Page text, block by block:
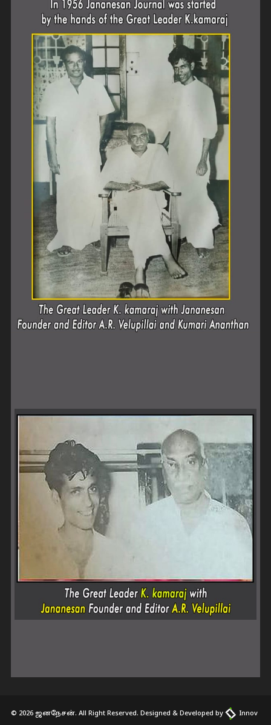
© 2026 ஜனநேசன். All Right Reserved. Designed & Developed by
Innov